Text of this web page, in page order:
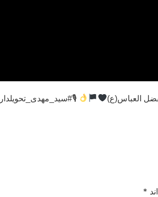
العباس(ع)
🎙#سید_مهدی_تحویلدار
*